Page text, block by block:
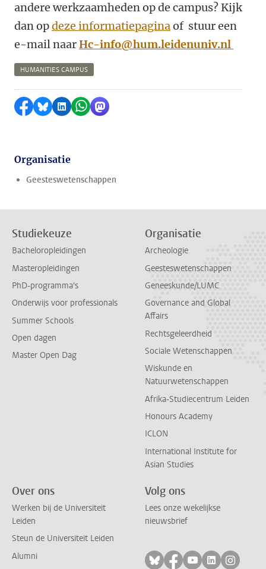
andere werkzaamheden op de campus? Kijk
dan opdeze informatiepaginaof stuur een
e-mail naarHc-info@hum.leidenuniv.nl
HUMANITIES CAMPUS
Delen op Facebook
Delen via Bluesky
Delen op LinkedIn
Delen via WhatsApp
Delen via Mastodon
Organisatie
Geesteswetenschappen
Studiekeuze
Bacheloropleidingen
Masteropleidingen
PhD-programma's
Onderwijs voor professionals
Summer Schools
Open dagen
Master Open Dag
Organisatie
Archeologie
Geesteswetenschappen
Geneeskunde/LUMC
Governance and Global
Affairs
Rechtsgeleerdheid
Sociale Wetenschappen
Wiskunde en
Natuurwetenschappen
Afrika-Studiecentrum Leiden
Honours Academy
ICLON
International Institute for
Asian Studies
Over ons
Werken bij de Universiteit
Leiden
Steun de Universiteit Leiden
Alumni
Volg ons
Lees onze wekelijkse
nieuwsbrief
Volg ons op bluesky
Volg ons op
Volg ons op
Volg ons
Volg